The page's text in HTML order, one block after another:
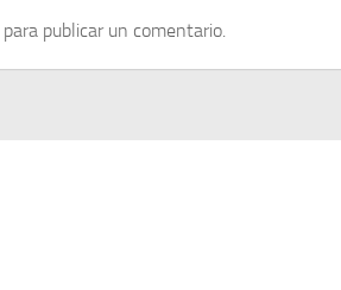
para publicar un comentario.